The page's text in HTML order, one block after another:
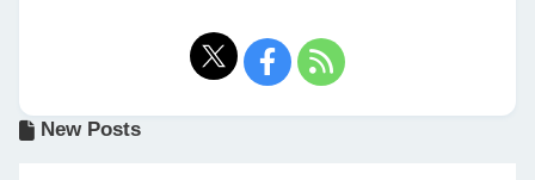
New Posts